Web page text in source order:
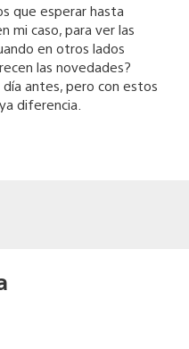
que esperar hasta
mi caso, para ver las
en otros lados
las novedades?
antes, pero con estos
diferencia.